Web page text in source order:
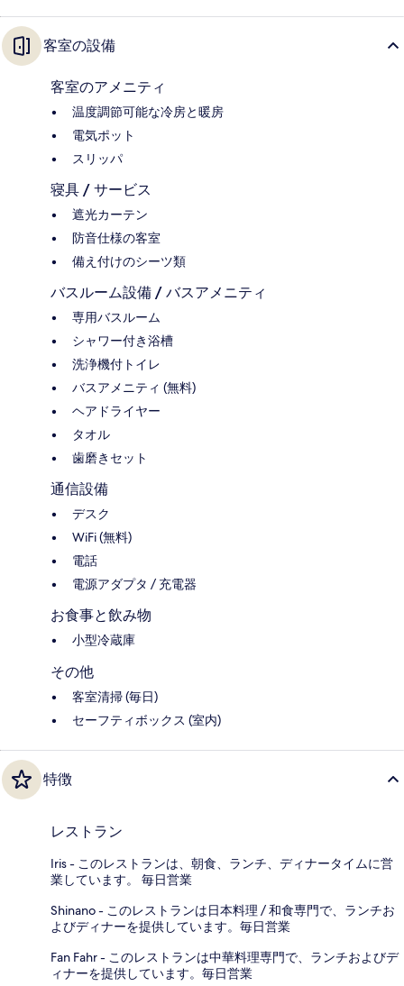
客室の設備
客室のアメニティ
温度調節可能な冷房と暖房
電気ポット
スリッパ
寝具 / サービス
遮光カーテン
防音仕様の客室
備え付けのシーツ類
バスルーム設備 / バスアメニティ
専用バスルーム
シャワー付き浴槽
洗浄機付トイレ
バスアメニティ (無料)
ヘアドライヤー
タオル
歯磨きセット
通信設備
デスク
WiFi (無料)
電話
電源アダプタ / 充電器
お食事と飲み物
小型冷蔵庫
その他
客室清掃 (毎日)
セーフティボックス (室内)
特徴
レストラン
Iris - このレストランは、朝食、ランチ、ディナータイムに営
業しています。 毎日営業
Shinano - このレストランは日本料理 / 和食専門で、ランチお
よびディナーを提供しています。毎日営業
Fan Fahr - このレストランは中華料理専門で、ランチおよびデ
ィナーを提供しています。毎日営業